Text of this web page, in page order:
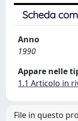
Scheda
Anno
1990
Appare nelle
1.1 Articolo in
File in questo